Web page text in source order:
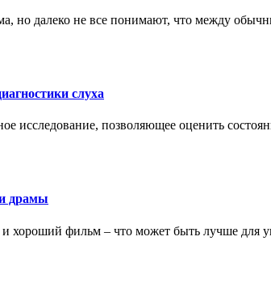
далеко не все понимают, что между
слуха
исследование, позволяющее оценить
драмы
фильм – что может быть лучше для